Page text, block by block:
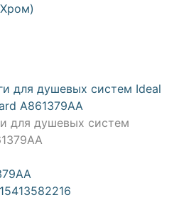
для душевых систем